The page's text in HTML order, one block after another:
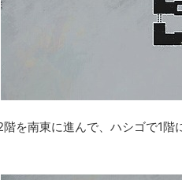
を南東に進んで、ハシゴで1